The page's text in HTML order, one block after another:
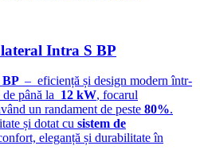
Intra S BP
BP – eficiență și design modern într-
până la 12 kW, focarul
un randament de peste 80%.
și dotat cu sistem de
eleganță și durabilitate în